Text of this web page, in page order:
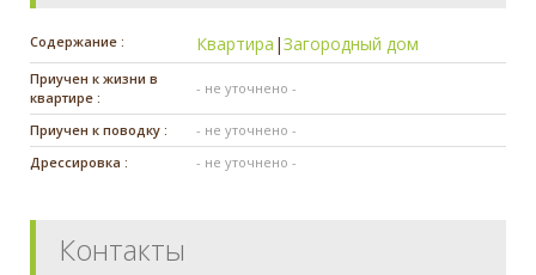
Содержание : Квартира |Загородный дом
Приучен к жизни в
квартире :
- не уточнено -
Приучен к поводку :
- не уточнено -
Дрессировка :
- не уточнено -
Контакты